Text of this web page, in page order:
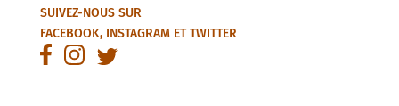
SUIVEZ-NOUS SUR
FACEBOOK, INSTAGRAMETTWITTER